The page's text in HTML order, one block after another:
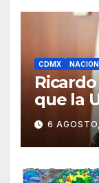
CDMX
que la
diálogo
6